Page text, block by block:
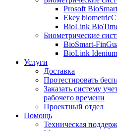
Prosoft BioSmart
Ekey biometric
BioLink
Биометрические
BioSmart-
BioLink Idenium
Услуги
Доставка
Протестировать
Заказать систему
рабочего времени
Проектный отдел
Помощь
Техническая